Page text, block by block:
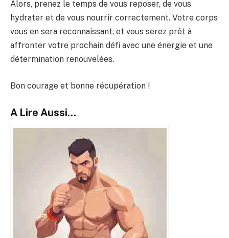
Alors, prenez le temps de vous reposer, de vous
hydrater et de vous nourrir correctement. Votre corps
vous en sera reconnaissant, et vous serez prêt à
affronter votre prochain défi avec une énergie et une
détermination renouvelées.
Bon courage et bonne récupération !
A Lire Aussi...